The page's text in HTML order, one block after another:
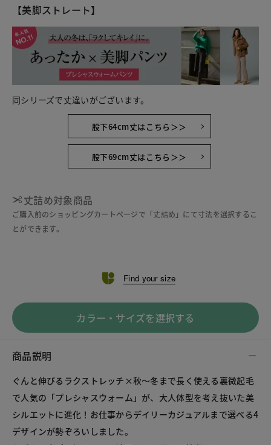
【美脚ストレート】
同シリーズで丈違いがございます。
股下64cm丈はこちら＞＞
股下69cm丈はこちら＞＞
丈詰め対象商品
ご購入前のショッピングカートページで「丈詰め」にて寸法を選択するこ
とができます。
Find your size
カラー・サイズを選択する
商品説明
ぐんと伸びるラクストレッチ×秋～冬まで長く使える裏微起毛
で人気の「プレシャスウォーム」が、大人体型を考え抜いた美
シルエットに進化！お仕事からデイリーカジュアルまで選べる4
デザインが勢ぞろいしました。